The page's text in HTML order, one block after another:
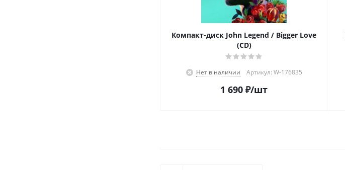
Компакт-диск John Legend / Bigger Love
(CD)
Нет в наличии Артикул: W-176835
1 690 ₽/шт